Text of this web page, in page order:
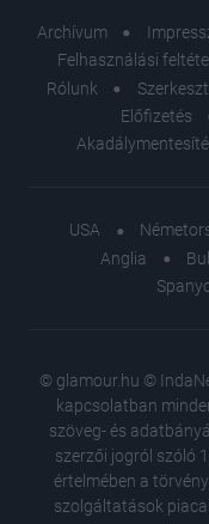
Archívum
Felhasználási
Rólunk
Előfizetés
USA
Anglia
© glamour.hu ©
kapcsolatban
szöveg- és
szerzői jogról szóló
értelmében a
szolgáltatások